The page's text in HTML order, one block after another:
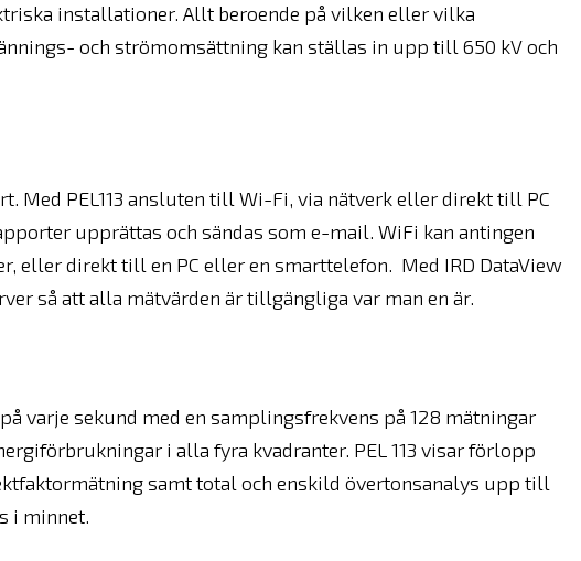
installationer. Allt beroende på vilken eller vilka
och strömomsättning kan ställas in upp till 650 kV och
Med PEL113 ansluten till Wi-Fi, via nätverk eller direkt till PC
upprättas och sändas som e-mail. WiFi kan antingen
eller direkt till en PC eller en smarttelefon. Med IRD DataView
så att alla mätvärden är tillgängliga var man en är.
varje sekund med en samplingsfrekvens på 128 mätningar
i alla fyra kvadranter. PEL 113 visar förlopp
samt total och enskild övertonsanalys upp till
i minnet.